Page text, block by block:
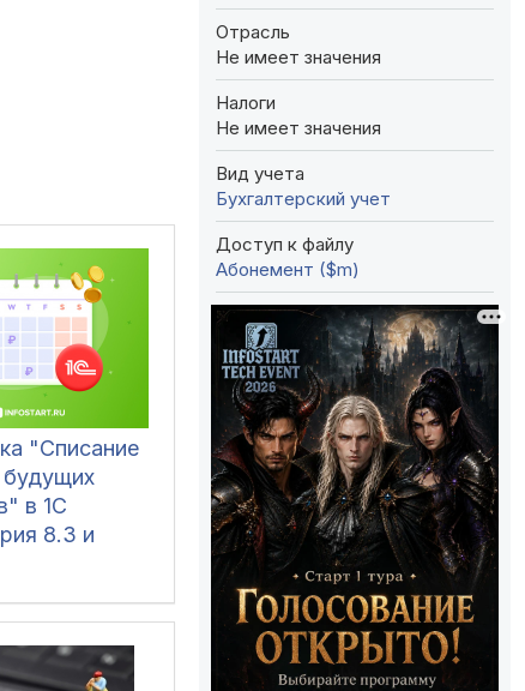
"Списание
в 1С
8.3 и
Отрасль
Не имеет значения
Налоги
Не имеет значения
Вид учета
Бухгалтерский учет
Доступ к файлу
Абонемент ($m)